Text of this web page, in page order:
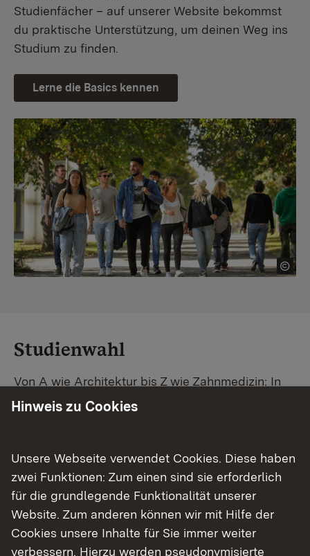
Studienfächer – auf unserer Website bekommst
du praktische Unterstützung, um deinen Weg ins
Studium zu finden.
Lerne die Basics kennen
Studienwahl
Von A wie Architektur bis Z wie Zahnmedizin: In
Baden-Württemberg warten unzählige
Studiengangsuche schnell den passenden
Studienplatz. Außerdem gibt's eine Schritt-für-
Schritt-Anleitung zu deinem Traum-Studium.
Finde dein Studium in Baden-Württemberg
Hinweis zu Cookies
Unsere Webseite verwendet Cookies. Diese haben
zwei Funktionen: Zum einen sind sie erforderlich
für die grundlegende Funktionalität unserer
Website. Zum anderen können wir mit Hilfe der
Cookies unsere Inhalte für Sie immer weiter
verbessern. Hierzu werden pseudonymisierte